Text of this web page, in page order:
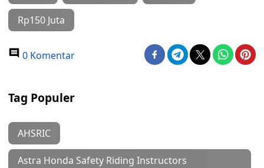
Rp150 Juta
0 Komentar
Tag Populer
AHSRIC
Astra Honda Safety Riding Instructors